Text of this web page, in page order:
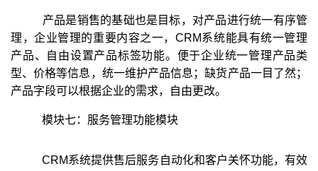
产品是销售的基础也是目标，对产品进行统一有序管
理，企业管理的重要内容之一，CRM系统能具有统一管理
产品、自由设置产品标签功能。便于企业统一管理产品类
型、价格等信息，统一维护产品信息；缺货产品一目了然；
产品字段可以根据企业的需求，自由更改。
模块七：服务管理功能模块
CRM系统提供售后服务自动化和客户关怀功能，有效